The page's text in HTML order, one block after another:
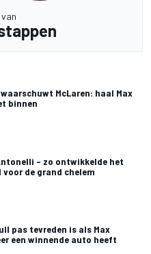
van
McLaren: haal Max
binnen
– zo ontwikkelde het
de grand chelem
pas tevreden is als Max
een winnende auto heeft